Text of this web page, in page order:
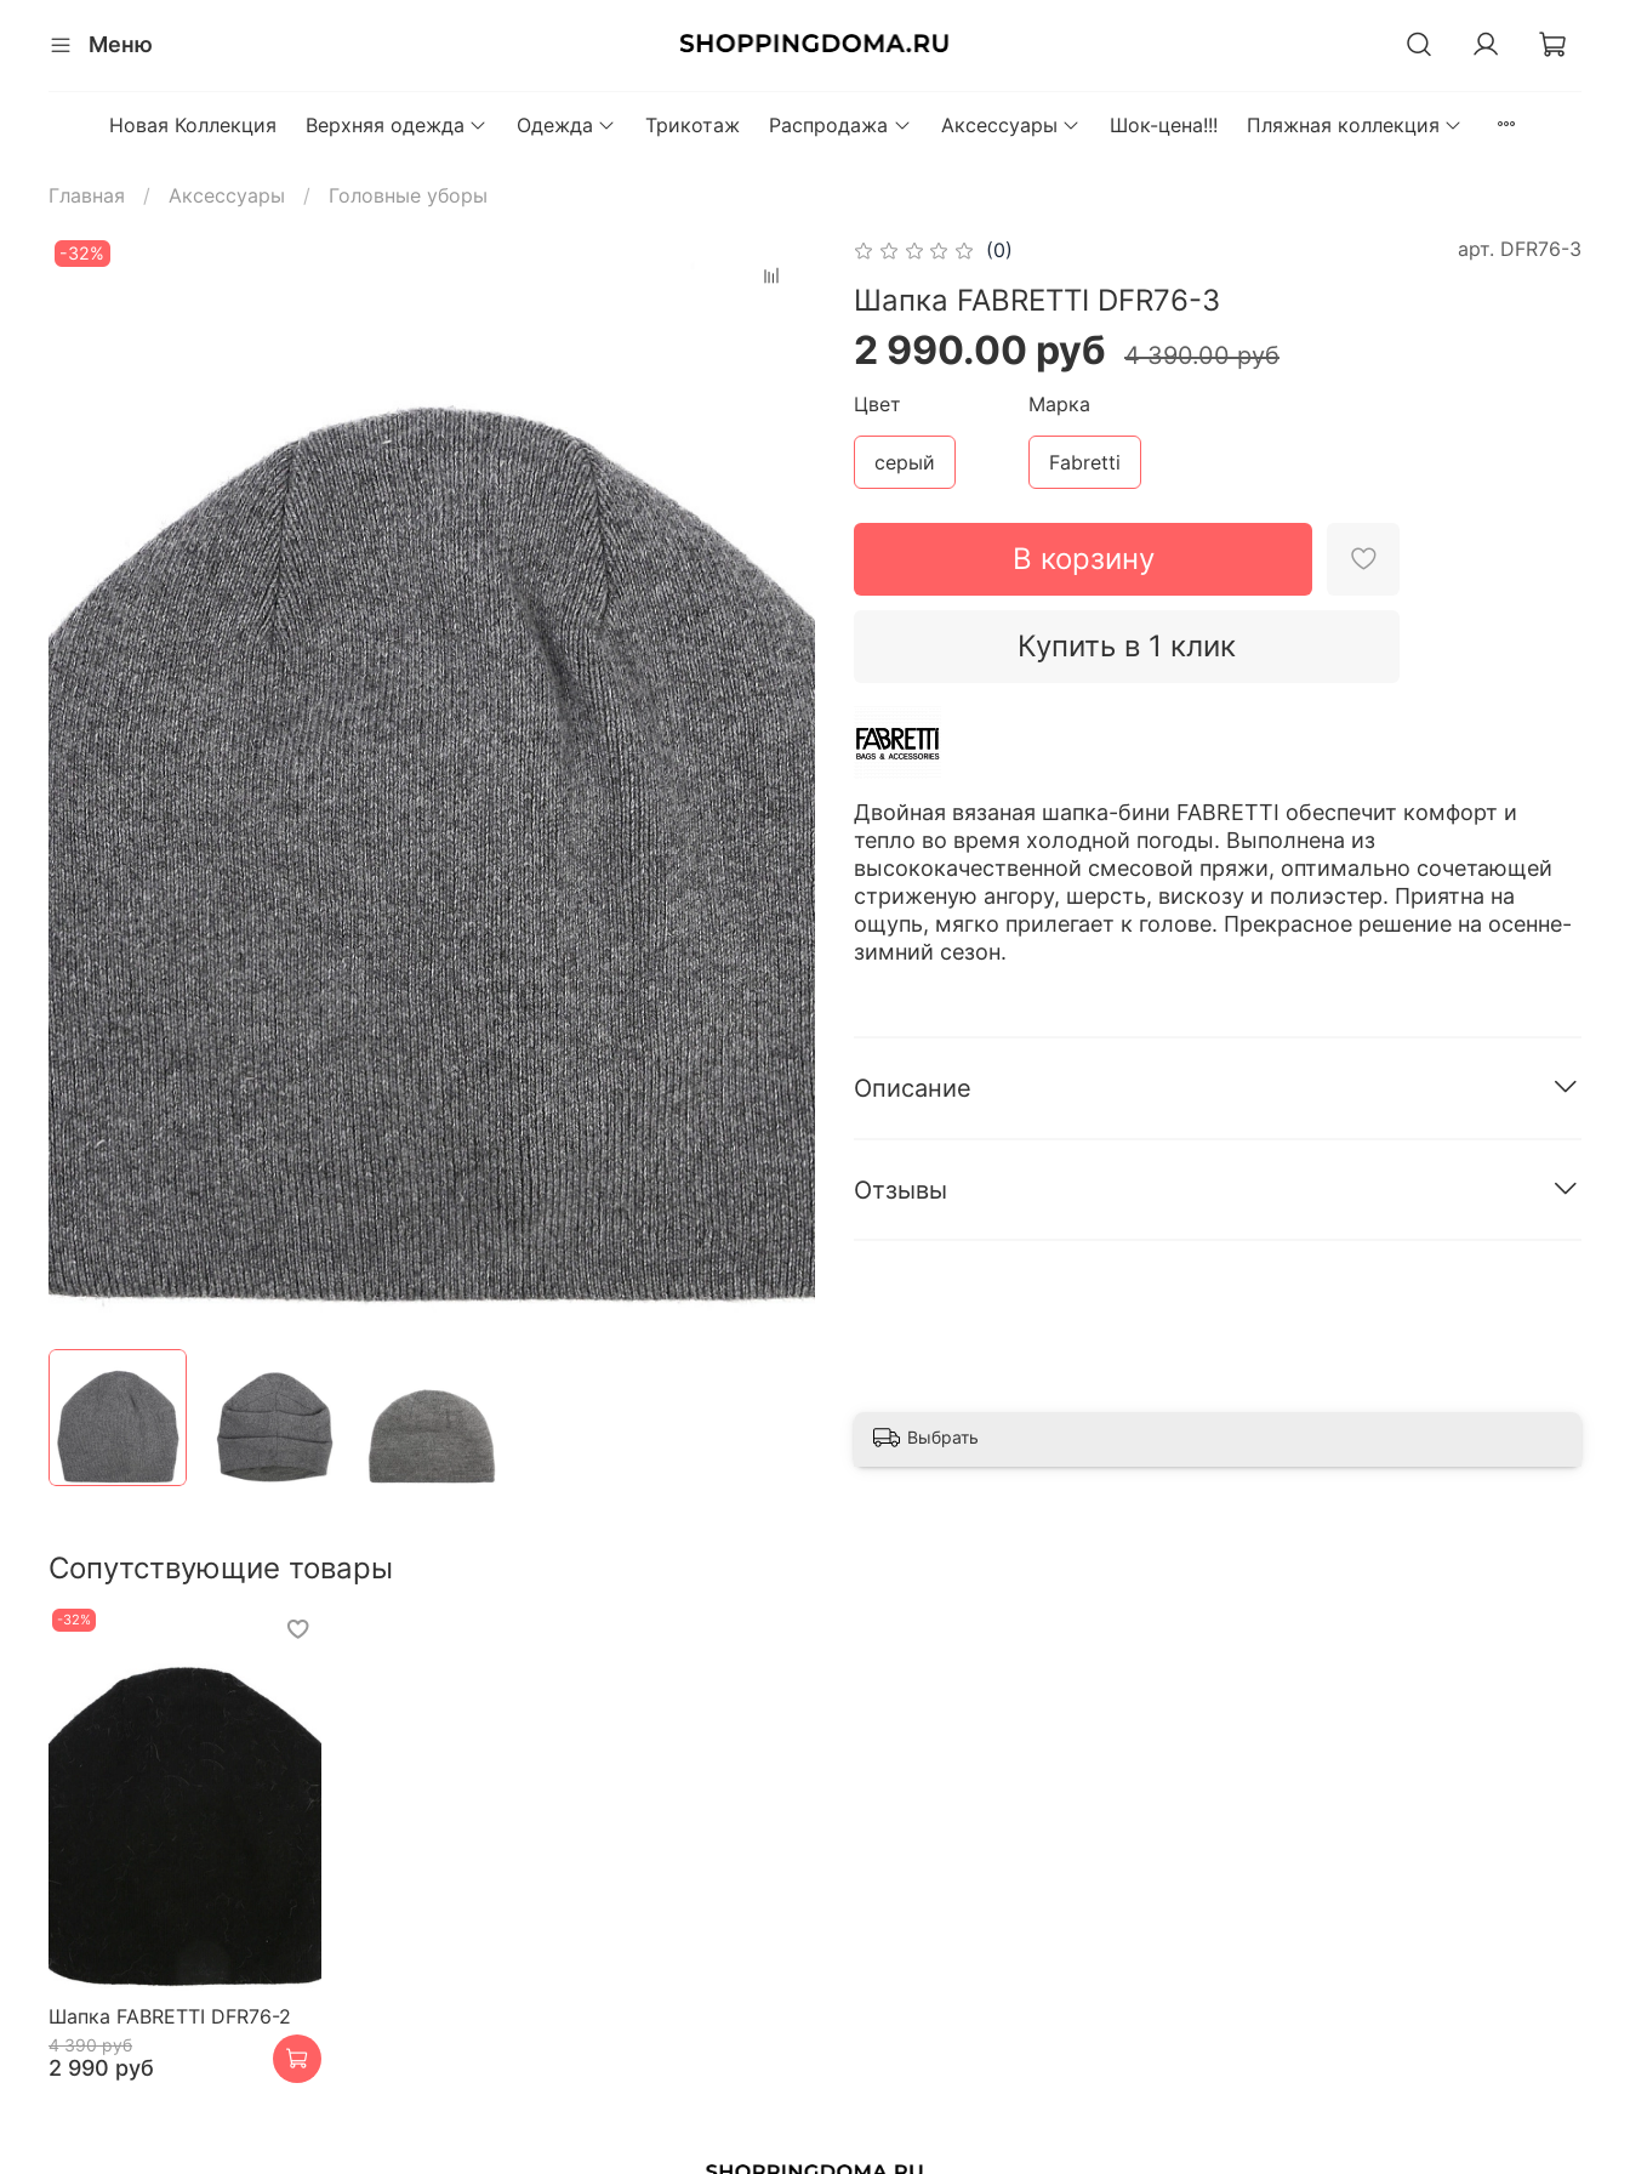
Меню
Новая Коллекция Верхняя одежда Одежда Трикотаж Распродажа Аксессуары Шок-цена!!! Пляжная коллекция
Главная Аксессуары Головные уборы
-32% (0) арт. DFR76-3
Шапка FABRETTI DFR76-3
2 990.00 руб 4 390.00 руб
В корзину
Купить в 1 клик
Цвет
серый
Марка
Fabretti
Двойная вязаная шапка-бини FABRETTI обеспечит комфорт и
тепло во время холодной погоды. Выполнена из
высококачественной смесовой пряжи, оптимально сочетающей
стриженую ангору, шерсть, вискозу и полиэстер. Приятна на
ощупь, мягко прилегает к голове. Прекрасное решение на осенне-
зимний сезон.
Описание
Отзывы
Выбрать
Сопутствующие товары
-32%
Шапка FABRETTI DFR76-2
4 390 руб
2 990 руб